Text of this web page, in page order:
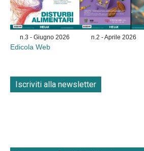
n.3 - Giugno 2026 n.2 - Aprile 2026
Edicola Web
Iscriviti alla newsletter